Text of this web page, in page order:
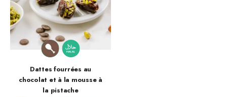
Dattes fourrées au
chocolat et à la mousse à
la pistache